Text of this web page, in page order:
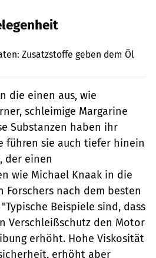
Zusatzstoffe geben dem Öl
die einen aus, wie
schleimige Margarine
Substanzen haben ihr
führen sie auch tiefer hinein
der einen
wie Michael Knaak in die
Forschers nach dem besten
Beispiele sind, dass
Verschleißschutz den Motor
erhöht. Hohe Viskosität
erhöht aber